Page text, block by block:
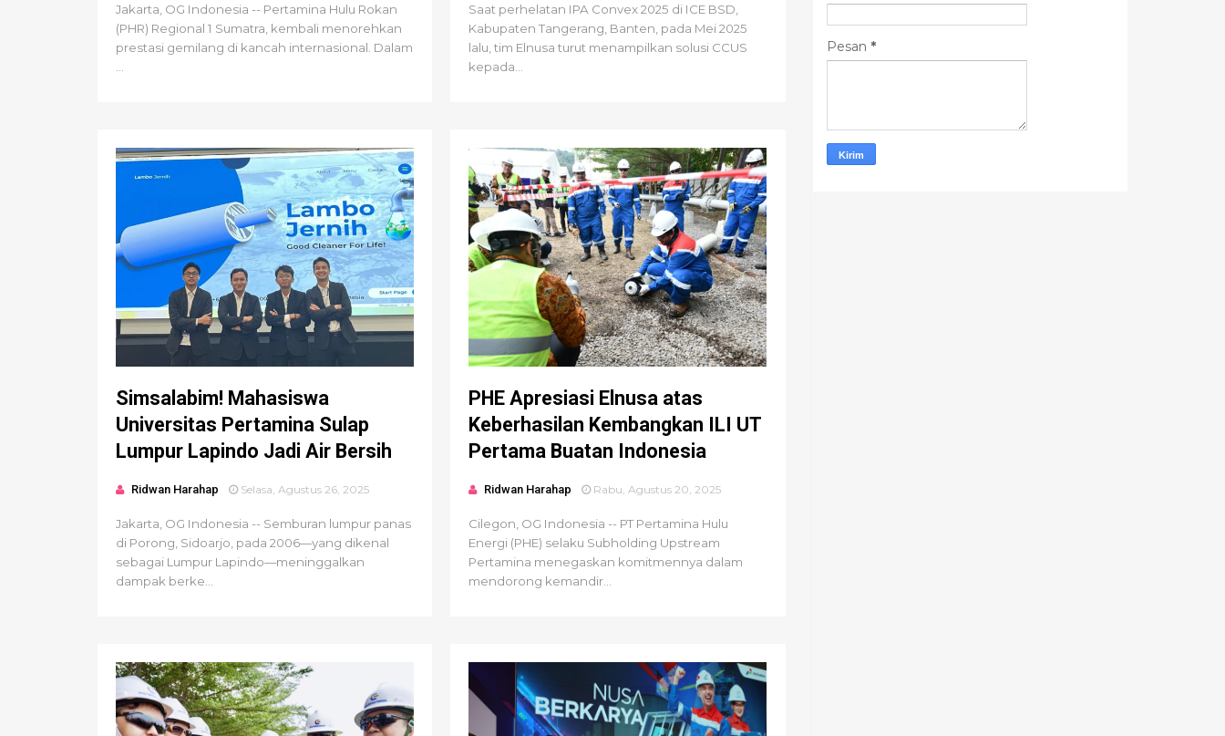
Jakarta, OG Indonesia -- Pertamina Hulu Rokan
(PHR) Regional 1 Sumatra, kembali menorehkan
prestasi gemilang di kancah internasional. Dalam
Saat perhelatan IPA Convex 2025 di ICE BSD,
Kabupaten Tangerang, Banten, pada Mei 2025
lalu, tim Elnusa turut menampilkan solusi CCUS
kepada...
Simsalabim! Mahasiswa
Universitas Pertamina Sulap
Lumpur Lapindo Jadi Air Bersih
Ridwan Harahap Selasa, Agustus 26, 2025
Jakarta, OG Indonesia -- Semburan lumpur panas
di Porong, Sidoarjo, pada 2006—yang dikenal
sebagai Lumpur Lapindo—meninggalkan
dampak berke...
PHE Apresiasi Elnusa atas
Keberhasilan Kembangkan ILI UT
Pertama Buatan Indonesia
Ridwan Harahap Rabu, Agustus 20, 2025
Cilegon, OG Indonesia -- PT Pertamina Hulu
Energi (PHE) selaku Subholding Upstream
Pertamina menegaskan komitmennya dalam
mendorong kemandir...
Pesan *